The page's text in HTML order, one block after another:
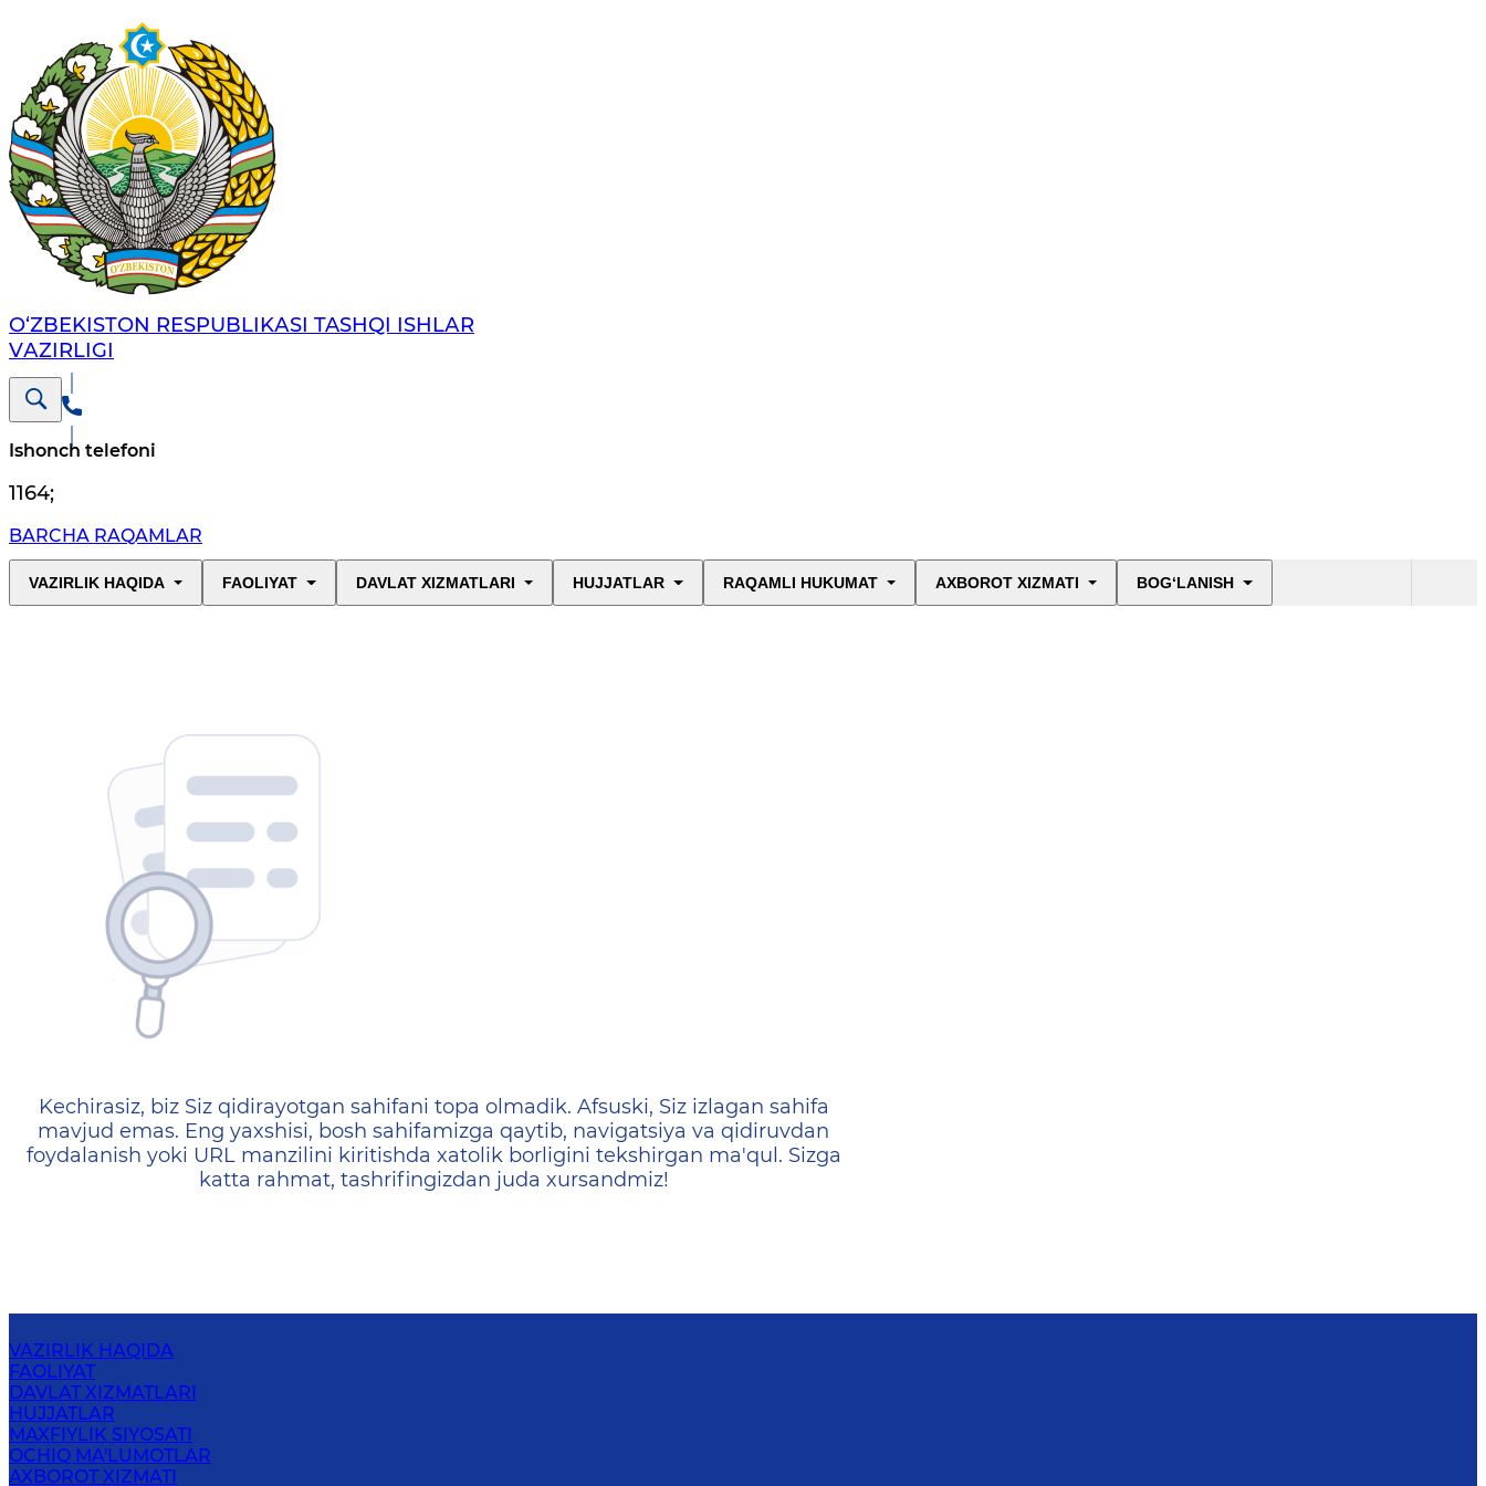
O‘ZBЕKISTОN RЕSPUBLIKАSI TASHQI ISHLАR
VАZIRLIGI
Ishonch telefoni
1164;
BARCHA RAQAMLAR
VAZIRLIK HAQIDA FAOLIYAT DAVLAT XIZMATLARI HUJJATLAR RAQAMLI HUKUMAT AXBOROT XIZMATI BOG‘LANISH
404 — Страница не найдена
Kechirasiz, biz Siz qidirayotgan sahifani topa olmadik. Afsuski, Siz izlagan sahifa
mavjud emas. Eng yaxshisi, bosh sahifamizga qaytib, navigatsiya va qidiruvdan
foydalanish yoki URL manzilini kiritishda xatolik borligini tekshirgan ma'qul. Sizga
katta rahmat, tashrifingizdan juda xursandmiz!
VAZIRLIK HAQIDA
FAOLIYAT
DAVLAT XIZMATLARI
HUJJATLAR
MAXFIYLIK SIYOSATI
OCHIQ MA'LUMOTLAR
AXBOROT XIZMATI